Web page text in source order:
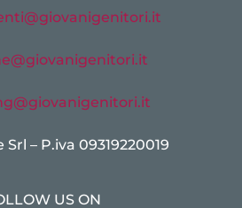
Srl – P.iva 09319220019
US ON